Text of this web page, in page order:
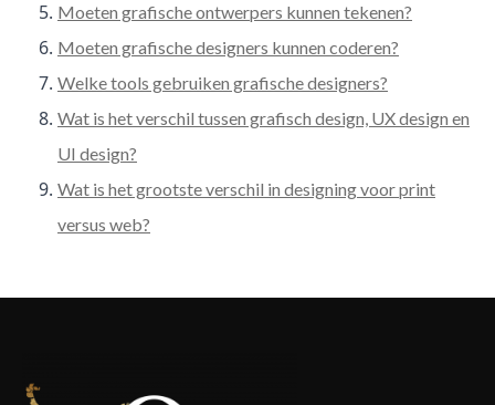
Moeten grafische ontwerpers kunnen tekenen?
Moeten grafische designers kunnen coderen?
Welke tools gebruiken grafische designers?
Wat is het verschil tussen grafisch design, UX design en
UI design?
Wat is het grootste verschil in designing voor print
versus web?